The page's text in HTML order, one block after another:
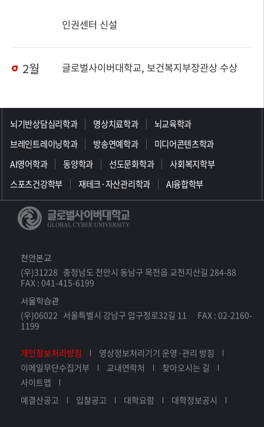
인권센터 신설
2월 글로벌사이버대학교, 보건복지부장관상 수상
뇌기반상담심리학과 명상치료학과
뇌교육학과
브레인트레이닝학과
방송연예학과
미디어콘텐츠학과
AI영어학과
동양학과 선도문화학과
사회복지학부
스포츠건강학부
재테크·자산관리학과 AI융합학부
천안본교
(우)31228 충청남도 천안시 동남구 목천읍 교천지산길 284-88
FAX : 041-415-6199
서울학습관
(우)06022 서울특별시 강남구 압구정로32길 11 FAX : 02-2160-
1199
개인정보처리방침
영상정보처리기기 운영·관리 방침
이메일무단수집거부
교내연락처
찾아오시는 길
사이트맵
예결산공고
입찰공고 대학요람 대학정보공시